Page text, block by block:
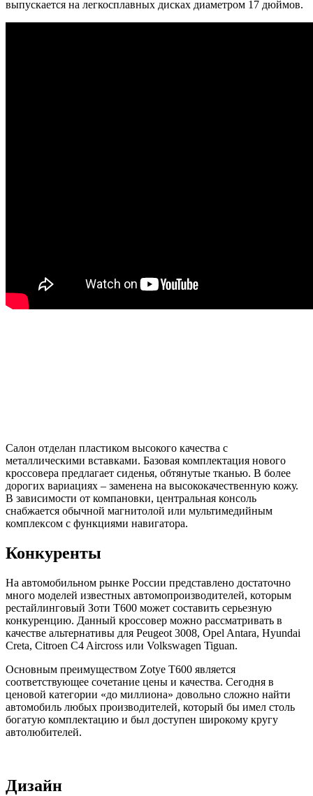
выпускается на легкосплавных дисках диаметром 17 дюймов.
Салон отделан пластиком высокого качества с
металлическими вставками. Базовая комплектация нового
кроссовера предлагает сиденья, обтянутые тканью. В более
дорогих вариациях – заменена на высококачественную кожу.
В зависимости от компановки, центральная консоль
снабжается обычной магнитолой или мультимедийным
комплексом с функциями навигатора.
Конкуренты
На автомобильном рынке России представлено достаточно
много моделей известных автомопроизводителей, которым
рестайлинговый Зоти Т600 может составить серьезную
конкуренцию. Данный кроссовер можно рассматривать в
качестве альтернативы для Peugeot 3008, Opel Antara, Hyundai
Creta, Citroen C4 Aircross или Volkswagen Tiguan.
Основным преимуществом Zotye T600 является
соответствующее сочетание цены и качества. Сегодня в
ценовой категории «до миллиона» довольно сложно найти
автомобиль любых производителей, который бы имел столь
богатую комплектацию и был доступен широкому кругу
автолюбителей.
Дизайн